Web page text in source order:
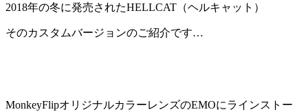
2018年の冬に発売されたHELLCAT（ヘルキャット）
そのカスタムバージョンのご紹介です…
MonkeyFlipオリジナルカラーレンズのEMOにラインストー